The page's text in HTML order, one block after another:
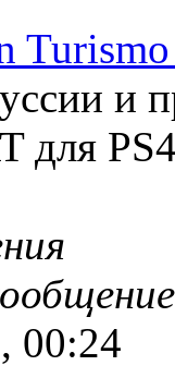
Turismo
и
для
00:24